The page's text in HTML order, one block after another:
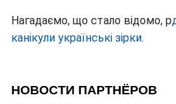
Нагадаємо, що стало відомо, р
канікули українські зірки.